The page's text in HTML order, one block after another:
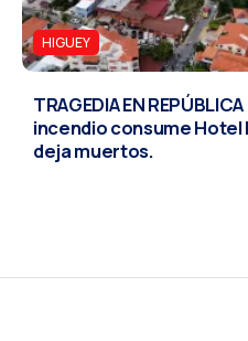
HIGUEY
TRAGEDIA EN
incendio consume Hotel
deja muertos.